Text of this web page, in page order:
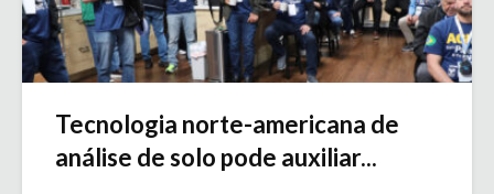
Tecnologia norte-americana de
análise de solo pode auxiliar...